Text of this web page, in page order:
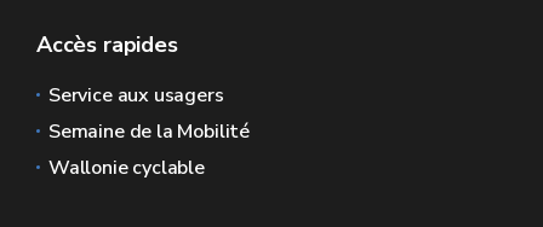
Accès rapides
Service aux usagers
Semaine de la Mobilité
Wallonie cyclable